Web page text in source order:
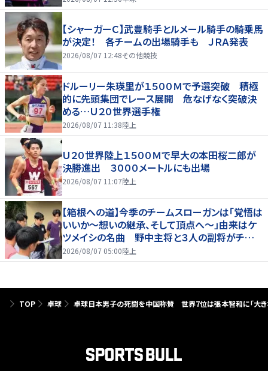
【シャーガーＣ】武豊騎手とルメール騎手の騎乗馬
が決定！ 各チームの出場騎手も ＪＲＡ発表
2026/08/07 12:48その他競技
ドルーリー朱瑛里が１５００Ｍで予選突破 積極
的に先頭集団でレース展開 危なげなく突破決
める…Ｕ２０世界選手権
2026/08/07 11:38陸上
Ｕ２０世界陸上１５００Ｍで早大の本田桜二郎が
決勝進出 ３０００メートルにも出場
2026/08/07 11:07陸上
【箱根への道】今季のチームスローガンは「覚悟は
いいか～想いの継承、そして頂点へ～」由来はケ
ツメイシの名曲 野中主将と３人の副将がチーム
を引っ張る…夏合宿特集第１弾、国学院大
2026/08/07 05:00陸上
TOP 卓球 卓球日本男子の死闘を中国称賛 世界7位は張本智和に「大き